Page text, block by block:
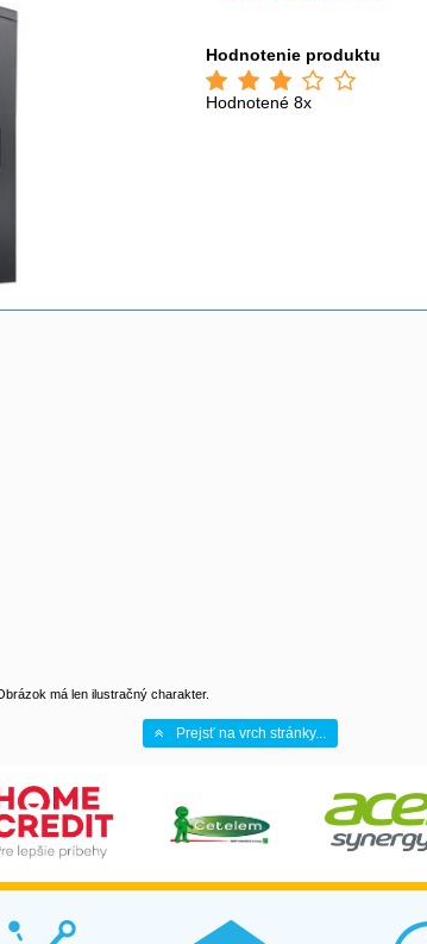
Hodnotenie produktu
Hodnotené 8x
má len ilustračný charakter.
Prejsť na vrch stránky...